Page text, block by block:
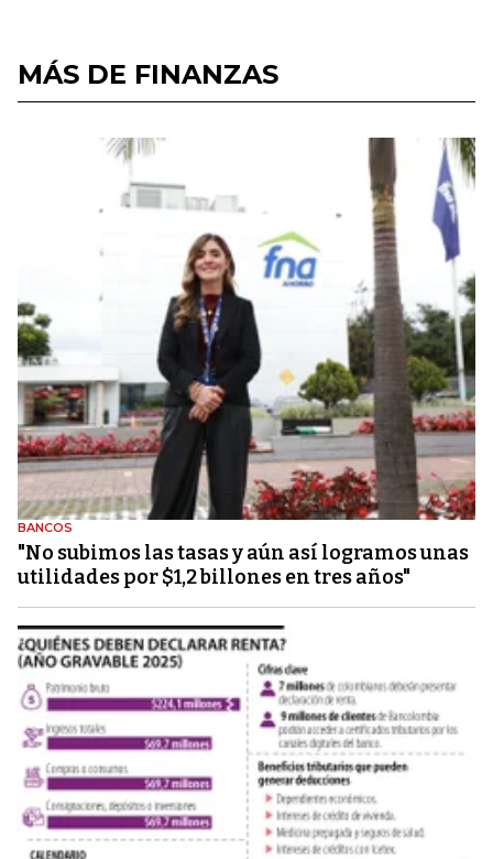
MÁS DE FINANZAS
BANCOS
"No subimos las tasas y aún así logramos unas
utilidades por $1,2 billones en tres años"